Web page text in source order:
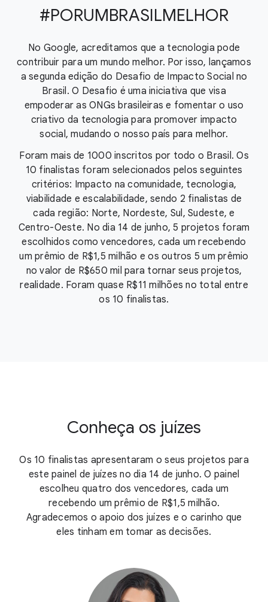
#PORUMBRASILMELHOR
No Google, acreditamos que a tecnologia pode
contribuir para um mundo melhor. Por isso, lançamos
a segunda edição do Desafio de Impacto Social no
Brasil. O Desafio é uma iniciativa que visa
empoderar as ONGs brasileiras e fomentar o uso
criativo da tecnologia para promover impacto
social, mudando o nosso país para melhor.
Foram mais de 1000 inscritos por todo o Brasil. Os
10 finalistas foram selecionados pelos seguintes
critérios: Impacto na comunidade, tecnologia,
viabilidade e escalabilidade, sendo 2 finalistas de
cada região: Norte, Nordeste, Sul, Sudeste, e
Centro-Oeste. No dia 14 de junho, 5 projetos foram
escolhidos como vencedores, cada um recebendo
um prêmio de R$1,5 milhão e os outros 5 um prêmio
no valor de R$650 mil para tornar seus projetos,
realidade. Foram quase R$11 milhões no total entre
os 10 finalistas.
Conheça os juízes
Os 10 finalistas apresentaram o seus projetos para
este painel de juízes no dia 14 de junho. O painel
escolheu quatro dos vencedores, cada um
recebendo um prêmio de R$1,5 milhão.
Agradecemos o apoio dos juízes e o carinho que
eles tinham em tomar as decisões.